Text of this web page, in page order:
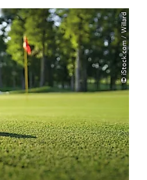
© iStock.com / Willard